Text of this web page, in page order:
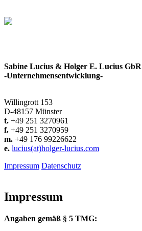
Sabine Lucius & Holger E. Lucius GbR
-Unternehmensentwicklung-
Willingrott 153
D-48157 Münster
t. +49 251 3270961
f. +49 251 3270959
m. +49 176 99226622
e. lucius(at)holger-lucius.com
Impressum Datenschutz
Impressum
Angaben gemäß § 5 TMG: